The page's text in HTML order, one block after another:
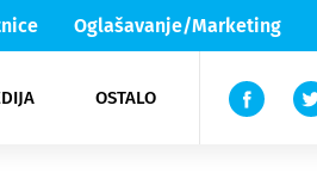
Oglašavanje/Marketing
OSTALO
Lika & Senj
TV